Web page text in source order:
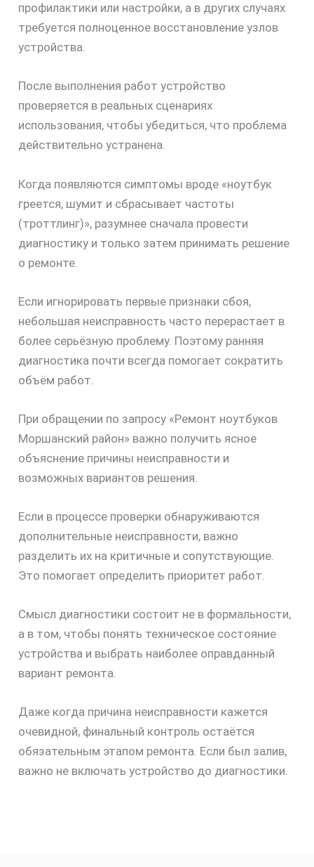
профилактики или настройки, а в других случаях
требуется полноценное восстановление узлов
устройства.
После выполнения работ устройство
проверяется в реальных сценариях
использования, чтобы убедиться, что проблема
действительно устранена.
Когда появляются симптомы вроде «ноутбук
греется, шумит и сбрасывает частоты
(троттлинг)», разумнее сначала провести
диагностику и только затем принимать решение
о ремонте.
Если игнорировать первые признаки сбоя,
небольшая неисправность часто перерастает в
более серьёзную проблему. Поэтому ранняя
диагностика почти всегда помогает сократить
объём работ.
При обращении по запросу «Ремонт ноутбуков
Моршанский район» важно получить ясное
объяснение причины неисправности и
возможных вариантов решения.
Если в процессе проверки обнаруживаются
дополнительные неисправности, важно
разделить их на критичные и сопутствующие.
Это помогает определить приоритет работ.
Смысл диагностики состоит не в формальности,
а в том, чтобы понять техническое состояние
устройства и выбрать наиболее оправданный
вариант ремонта.
Даже когда причина неисправности кажется
очевидной, финальный контроль остаётся
обязательным этапом ремонта. Если был залив,
важно не включать устройство до диагностики.